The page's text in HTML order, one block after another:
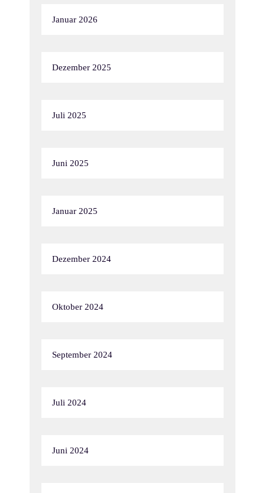
Januar 2026
Dezember 2025
Juli 2025
Juni 2025
Januar 2025
Dezember 2024
Oktober 2024
September 2024
Juli 2024
Juni 2024